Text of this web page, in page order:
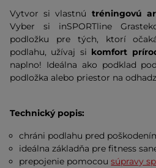
Vytvor si vlastnú tréningovú
Vyber si inSPORTline
podložku pre tých, ktorí
podlahu, užívaj si komfort
naplno! Ideálna ako podklad
podložka alebo priestor na
Technický popis:
chráni podlahu pred
ideálna základňa pre fitness
prepojenie pomocousúpravy